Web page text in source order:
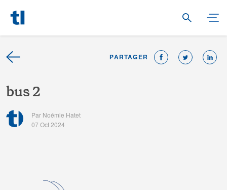
PARTAGER
bus2
Par Noémie Hatet
07 Oct 2024